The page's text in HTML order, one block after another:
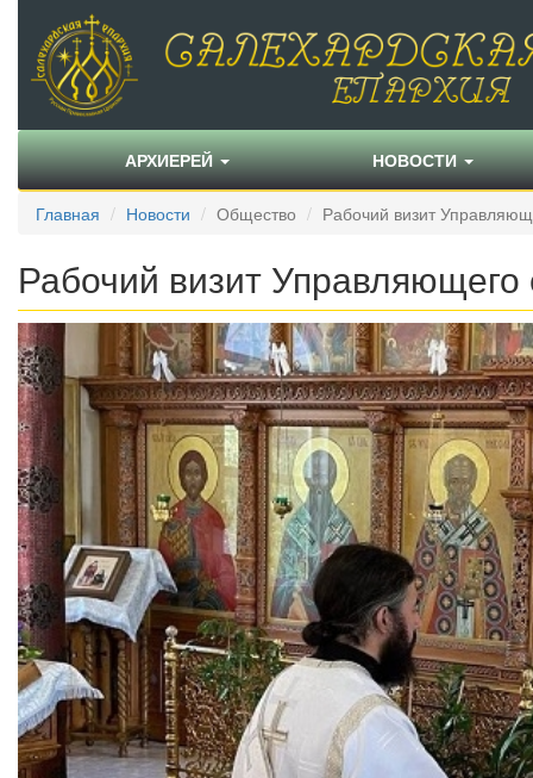
АРХИЕРЕЙ НОВОСТИ
Главная Новости Общество Рабочий визит
Рабочий визит